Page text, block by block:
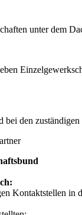
unter dem
den
Kontaktstellen in